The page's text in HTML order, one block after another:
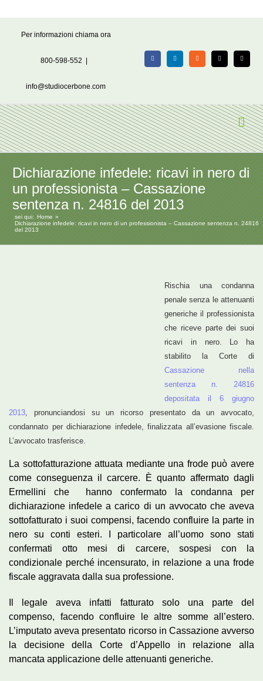
Per informazioni chiama ora
800-598-552
info@studiocerbone.com
FacebookLinkedIn Rss X Email
Dichiarazione infedele: ricavi in nero di
un professionista – Cassazione
sentenza n. 24816 del 2013
sei qui:
Home
Dichiarazione infedele: ricavi in nero di un professionista – Cassazione sentenza n. 24816
del 2013
Rischia una condanna
penale senza le attenuanti
generiche il professionista
che riceve parte dei suoi
ricavi in nero. Lo ha
stabilito la Corte di
Cassazione nella
sentenza n. 24816
depositata il 6 giugno
2013, pronunciandosi su un ricorso presentato da un avvocato,
condannato per dichiarazione infedele, finalizzata all’evasione fiscale.
L’avvocato trasferisce.
La sottofatturazione attuata mediante una frode può avere
come conseguenza il carcere. È quanto affermato dagli
Ermellini che hanno confermato la condanna per
dichiarazione infedele a carico di un avvocato che aveva
sottofatturato i suoi compensi, facendo confluire la parte in
nero su conti esteri. I particolare all’uomo sono stati
confermati otto mesi di carcere, sospesi con la
condizionale perché incensurato, in relazione a una frode
fiscale aggravata dalla sua professione.
Il legale aveva infatti fatturato solo una parte del
compenso, facendo confluire le altre somme all’estero.
L’imputato aveva presentato ricorso in Cassazione avverso
la decisione della Corte d’Appello in relazione alla
mancata applicazione delle attenuanti generiche.